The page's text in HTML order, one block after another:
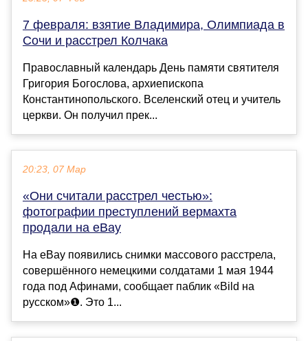
7 февраля: взятие Владимира, Олимпиада в
Сочи и расстрел Колчака
Православный календарь День памяти святителя
Григория Богослова, архиепископа
Константинопольского. Вселенский отец и учитель
церкви. Он получил прек...
20:23, 07 Мар
«Они считали расстрел честью»:
фотографии преступлений вермахта
продали на eBay
На eBay появились снимки массового расстрела,
совершённого немецкими солдатами 1 мая 1944
года под Афинами, сообщает паблик «Bild на
русском»❶. Это 1...